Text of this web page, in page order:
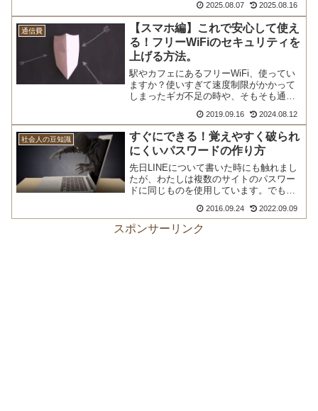
2025.08.07 2025.08.16
通信費
【スマホ編】これで安心して使え
る！フリーWiFiのセキュリティを
上げる方法。
駅やカフェにあるフリーWiFi、使ってい
ますか？使いすぎて速度制限がかかって
しまったギガ不足の時や、そもそも通信
2019.09.16 2024.08.12
社会人の豆知識
すぐにできる！覚えやすく破られ
にくいパスワードの作り方
先日LINEについて書いた時にも触れまし
たが、わたしは複数のサイトのパスワー
ドに同じものを使用しています。でもす
2016.09.24 2022.09.09
スポンサーリンク